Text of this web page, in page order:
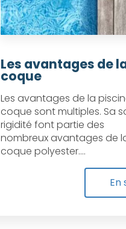
Les avantages de
coque
Les avantages de la
coque sont multiples. Sa
rigidité font partie des
nombreux avantages de
coque polyester....
En